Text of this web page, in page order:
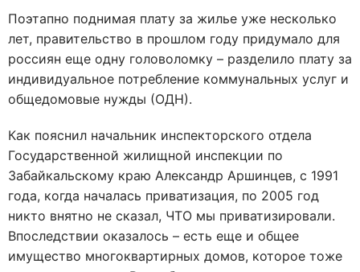
Поэтапно поднимая плату за жилье уже несколько
лет, правительство в прошлом году придумало для
россиян еще одну головоломку – разделило плату за
индивидуальное потребление коммунальных услуг и
общедомовые нужды (ОДН).
Как пояснил начальник инспекторского отдела
Государственной жилищной инспекции по
Забайкальскому краю Александр Аршинцев, с 1991
года, когда началась приватизация, по 2005 год
никто внятно не сказал, ЧТО мы приватизировали.
Впоследствии оказалось – есть еще и общее
имущество многоквартирных домов, которое тоже